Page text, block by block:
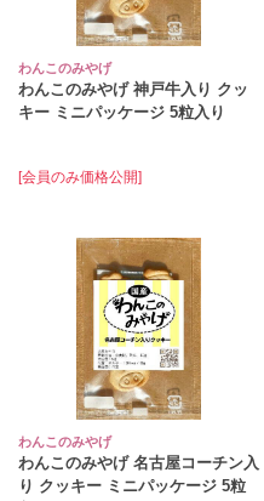
わんこのみやげ
わんこのみやげ 神戸牛入り クッ
キー ミニパッケージ 5粒入り
[会員のみ価格公開]
わんこのみやげ
わんこのみやげ 名古屋コーチン入
り クッキー ミニパッケージ 5粒